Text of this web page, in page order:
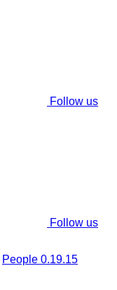
Follow us
Follow us
People 0.19.15